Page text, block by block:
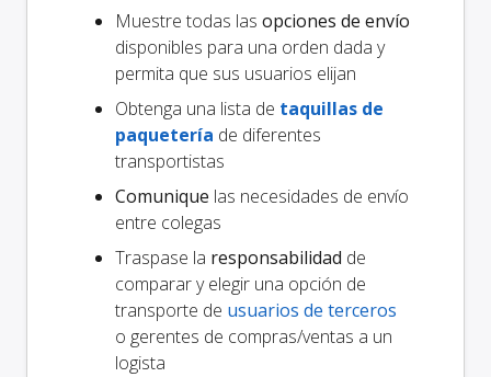
Muestre todas las opciones de envío
disponibles para una orden dada y
permita que sus usuarios elijan
Obtenga una lista de taquillas de
paquetería de diferentes
transportistas
Comunique las necesidades de envío
entre colegas
Traspase la responsabilidad de
comparar y elegir una opción de
transporte de usuarios de terceros
o gerentes de compras/ventas a un
logista